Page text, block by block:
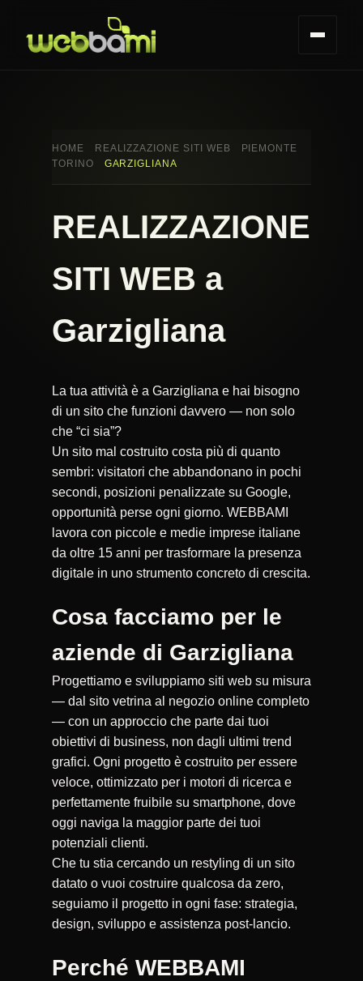
HOME REALIZZAZIONE SITI WEB
PIEMONTE
TORINO
GARZIGLIANA
REALIZZAZIONE
SITI WEB a
Garzigliana
La tua attività è a Garzigliana e hai bisogno
di un sito che funzioni davvero — non solo
che “ci sia”?
Un sito mal costruito costa più di quanto
sembri: visitatori che abbandonano in pochi
secondi, posizioni penalizzate su Google,
opportunità perse ogni giorno. WEBBAMI
lavora con piccole e medie imprese italiane
da oltre 15 anni per trasformare la presenza
digitale in uno strumento concreto di crescita.
Cosa facciamo per le
aziende di Garzigliana
Progettiamo e sviluppiamo siti web su misura
— dal sito vetrina al negozio online completo
— con un approccio che parte dai tuoi
obiettivi di business, non dagli ultimi trend
grafici. Ogni progetto è costruito per essere
veloce, ottimizzato per i motori di ricerca e
perfettamente fruibile su smartphone, dove
oggi naviga la maggior parte dei tuoi
potenziali clienti.
Che tu stia cercando un restyling di un sito
datato o vuoi costruire qualcosa da zero,
seguiamo il progetto in ogni fase: strategia,
design, sviluppo e assistenza post-lancio.
Perché WEBBAMI